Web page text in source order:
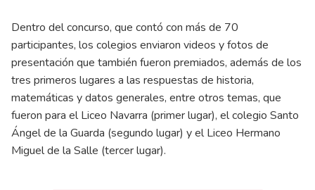
Dentro del concurso, que contó con más de 70
participantes, los colegios enviaron videos y fotos de
presentación que también fueron premiados, además de los
tres primeros lugares a las respuestas de historia,
matemáticas y datos generales, entre otros temas, que
fueron para el Liceo Navarra (primer lugar), el colegio Santo
Ángel de la Guarda (segundo lugar) y el Liceo Hermano
Miguel de la Salle (tercer lugar).